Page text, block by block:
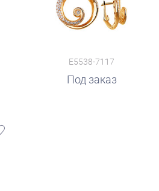
E5538-7117
Под заказ